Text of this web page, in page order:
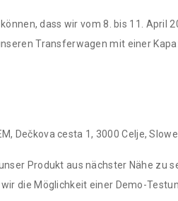
dass wir vom 8. bis 11. April
Transferwagen mit einer
Dečkova cesta 1, 3000 Celje,
Produkt aus nächster Nähe zu
die Möglichkeit einer Demo-